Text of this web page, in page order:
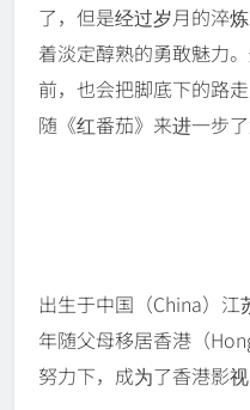
了，但是经过岁月的淬
着淡定醇熟的勇敢魅力
前，也会把脚底下的路
随《红番茄》来进一步
出生于中国（China）
年随父母移居香港（
努力下，成为了香港影